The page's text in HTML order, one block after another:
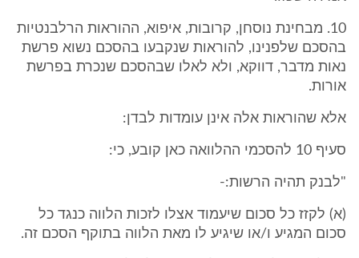
10. מבחינת נוסחן, קרובות, איפוא, ההוראות הרלבנטיות
בהסכם שלפנינו, להוראות שנקבעו בהסכם נשוא פרשת
נאות מדבר, דווקא, ולא לאלו שבהסכם שנכרת בפרשת
אורות.
אלא שהוראות אלה אינן עומדות לבדן:
סעיף 10 להסכמי ההלוואה כאן קובע, כי:
"לבנק תהיה הרשות:-
(א) לקזז כל סכום שיעמוד אצלו לזכות הלווה כנגד כל
סכום המגיע ו/או שיגיע לו מאת הלווה בתוקף הסכם זה.